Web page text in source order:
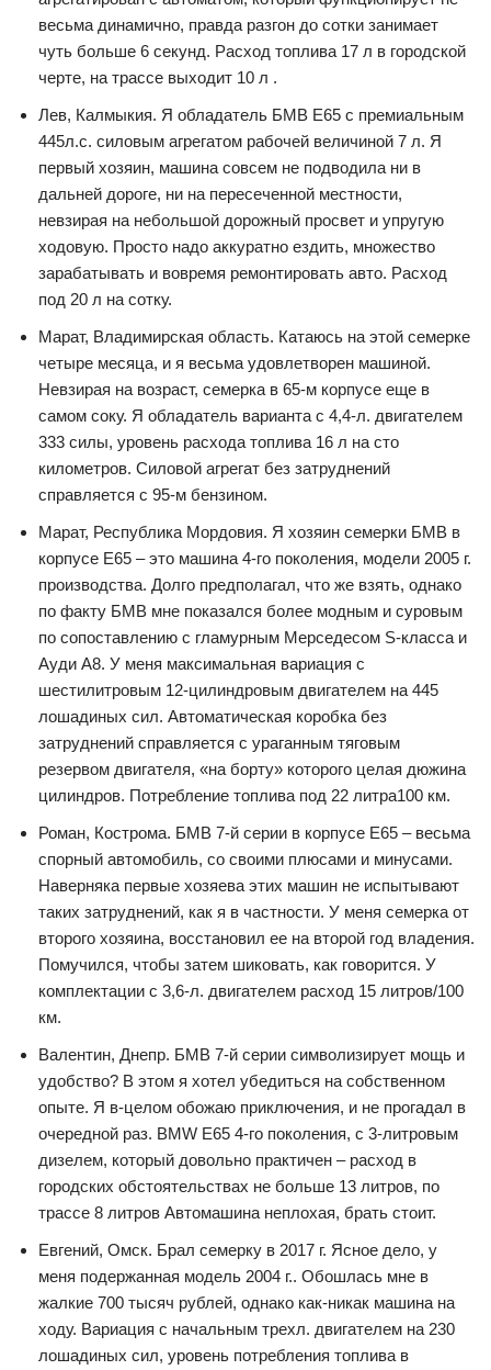
весьма динамично, правда разгон до сотки занимает
чуть больше 6 секунд. Расход топлива 17 л в городской
черте, на трассе выходит 10 л .
Лев, Калмыкия. Я обладатель БМВ Е65 с премиальным
445л.с. силовым агрегатом рабочей величиной 7 л. Я
первый хозяин, машина совсем не подводила ни в
дальней дороге, ни на пересеченной местности,
невзирая на небольшой дорожный просвет и упругую
ходовую. Просто надо аккуратно ездить, множество
зарабатывать и вовремя ремонтировать авто. Расход
под 20 л на сотку.
Марат, Владимирская область. Катаюсь на этой семерке
четыре месяца, и я весьма удовлетворен машиной.
Невзирая на возраст, семерка в 65-м корпусе еще в
самом соку. Я обладатель варианта с 4,4-л. двигателем
333 силы, уровень расхода топлива 16 л на сто
километров. Силовой агрегат без затруднений
справляется с 95-м бензином.
Марат, Республика Мордовия. Я хозяин семерки БМВ в
корпусе Е65 – это машина 4-го поколения, модели 2005 г.
производства. Долго предполагал, что же взять, однако
по факту БМВ мне показался более модным и суровым
по сопоставлению с гламурным Мерседесом S-класса и
Ауди А8. У меня максимальная вариация с
шестилитровым 12-цилиндровым двигателем на 445
лошадиных сил. Автоматическая коробка без
затруднений справляется с ураганным тяговым
резервом двигателя, «на борту» которого целая дюжина
цилиндров. Потребление топлива под 22 литра100 км.
Роман, Кострома. БМВ 7-й серии в корпусе Е65 – весьма
спорный автомобиль, со своими плюсами и минусами.
Наверняка первые хозяева этих машин не испытывают
таких затруднений, как я в частности. У меня семерка от
второго хозяина, восстановил ее на второй год владения.
Помучился, чтобы затем шиковать, как говорится. У
комплектации с 3,6-л. двигателем расход 15 литров/100
км.
Валентин, Днепр. БМВ 7-й серии символизирует мощь и
удобство? В этом я хотел убедиться на собственном
опыте. Я в-целом обожаю приключения, и не прогадал в
очередной раз. BMW E65 4-го поколения, с 3-литровым
дизелем, который довольно практичен – расход в
городских обстоятельствах не больше 13 литров, по
трассе 8 литров Автомашина неплохая, брать стоит.
Евгений, Омск. Брал семерку в 2017 г. Ясное дело, у
меня подержанная модель 2004 г.. Обошлась мне в
жалкие 700 тысяч рублей, однако как-никак машина на
ходу. Вариация с начальным трехл. двигателем на 230
лошадиных сил, уровень потребления топлива в